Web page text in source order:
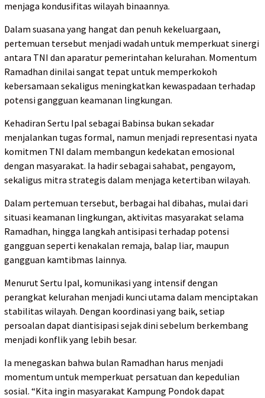
menjaga kondusifitas wilayah binaannya.
Dalam suasana yang hangat dan penuh kekeluargaan,
pertemuan tersebut menjadi wadah untuk memperkuat sinergi
antara TNI dan aparatur pemerintahan kelurahan. Momentum
Ramadhan dinilai sangat tepat untuk memperkokoh
kebersamaan sekaligus meningkatkan kewaspadaan terhadap
potensi gangguan keamanan lingkungan.
Kehadiran Sertu Ipal sebagai Babinsa bukan sekadar
menjalankan tugas formal, namun menjadi representasi nyata
komitmen TNI dalam membangun kedekatan emosional
dengan masyarakat. Ia hadir sebagai sahabat, pengayom,
sekaligus mitra strategis dalam menjaga ketertiban wilayah.
Dalam pertemuan tersebut, berbagai hal dibahas, mulai dari
situasi keamanan lingkungan, aktivitas masyarakat selama
Ramadhan, hingga langkah antisipasi terhadap potensi
gangguan seperti kenakalan remaja, balap liar, maupun
gangguan kamtibmas lainnya.
Menurut Sertu Ipal, komunikasi yang intensif dengan
perangkat kelurahan menjadi kunci utama dalam menciptakan
stabilitas wilayah. Dengan koordinasi yang baik, setiap
persoalan dapat diantisipasi sejak dini sebelum berkembang
menjadi konflik yang lebih besar.
Ia menegaskan bahwa bulan Ramadhan harus menjadi
momentum untuk memperkuat persatuan dan kepedulian
sosial. “Kita ingin masyarakat Kampung Pondok dapat